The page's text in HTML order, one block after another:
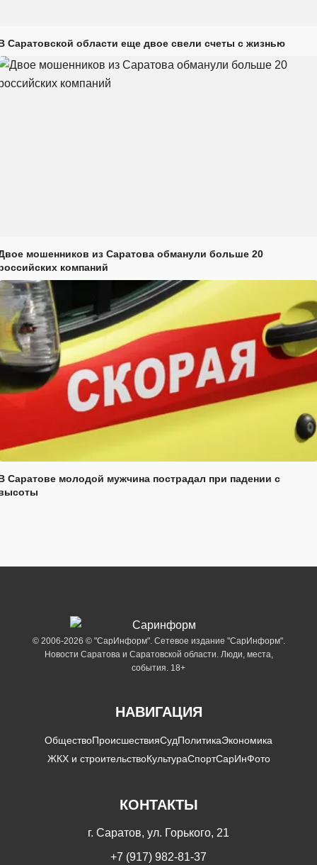
Саратовской области еще двое свели счеты с жизнью
мошенников из Саратова обманули больше 20
компаний
Саратове молодой мужчина пострадал при падении с
© 2006-2026 © "СарИнформ". Сетевое издание "СарИнформ".
Новости Саратова и Саратовской области. Люди, места,
события. 18+
НАВИГАЦИЯ
ОбществоПроисшествияСудПолитикаЭкономика
ЖКХ и строительствоКультураСпортСарИнФото
КОНТАКТЫ
г. Саратов, ул. Горького, 21
+7 (917) 982-81-37